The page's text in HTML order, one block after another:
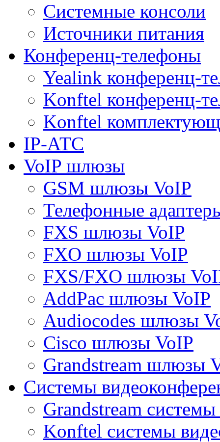
Системные консоли
Источники питания
Конференц-телефоны
Yealink конференц-
Konftel конференц-
Konftel
IP-АТС
VoIP шлюзы
GSM шлюзы VoIP
Телефонные
FXS шлюзы VoIP
FXO шлюзы VoIP
FXS/FXO шлюзы
AddPac шлюзы VoIP
Audiocodes шлюзы
Cisco шлюзы VoIP
Grandstream шлюзы
Системы
Grandstream
Konftel системы